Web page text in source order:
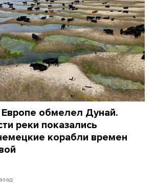
обмелел Дунай.
реки показались
корабли времен